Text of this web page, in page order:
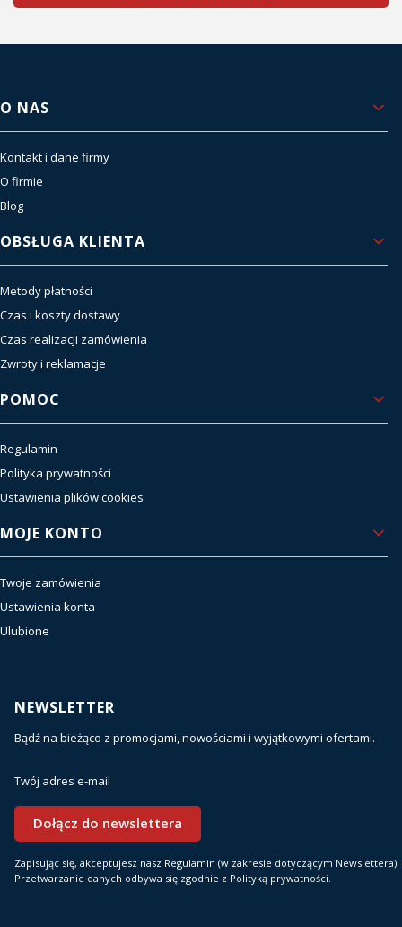
Linki w stopce
O NAS
Kontakt i dane firmy
O firmie
Blog
OBSŁUGA KLIENTA
Metody płatności
Czas i koszty dostawy
Czas realizacji zamówienia
Zwroty i reklamacje
POMOC
Regulamin
Polityka prywatności
Ustawienia plików cookies
MOJE KONTO
Twoje zamówienia
Ustawienia konta
Ulubione
NEWSLETTER
Bądź na bieżąco z promocjami, nowościami i wyjątkowymi ofertami.
Twój adres e-mail
Dołącz do newslettera
Zapisując się, akceptujesz nasz Regulamin (w zakresie dotyczącym Newslettera).
Przetwarzanie danych odbywa się zgodnie z Polityką prywatności.